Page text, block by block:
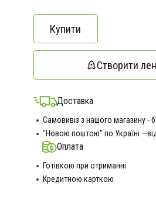
Купити
Створити
Доставка
Самовивіз з нашого магазину -
"Новою поштою" по Україні —від
Оплата
Готівкою при отриманні
Кредитною карткою